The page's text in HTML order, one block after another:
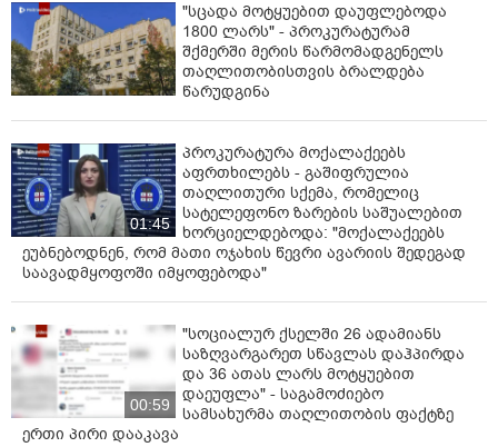
"სცადა მოტყუებით დაუფლებოდა
1800 ლარს" - პროკურატურამ
შქმერში მერის წარმომადგენელს
თაღლითობისთვის ბრალდება
წარუდგინა
01:45
პროკურატურა მოქალაქეებს
აფრთხილებს - გაშიფრულია
თაღლითური სქემა, რომელიც
სატელეფონო ზარების საშუალებით
ხორციელდებოდა: "მოქალაქეებს
ეუბნებოდნენ, რომ მათი ოჯახის წევრი ავარიის შედეგად
საავადმყოფოში იმყოფებოდა"
00:59
"სოციალურ ქსელში 26 ადამიანს
საზღვარგარეთ სწავლას დაჰპირდა
და 36 ათას ლარს მოტყუებით
დაეუფლა" - საგამოძიებო
სამსახურმა თაღლითობის ფაქტზე
ერთი პირი დააკავა